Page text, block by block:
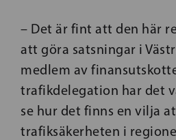
– Det är fint att den här
att göra satsningar i
medlem av
trafikdelegation har det
se hur det finns en vilja
trafiksäkerheten i